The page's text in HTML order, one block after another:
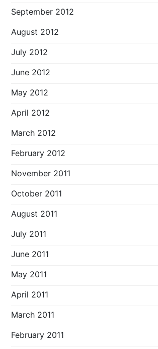
September 2012
August 2012
July 2012
June 2012
May 2012
April 2012
March 2012
February 2012
November 2011
October 2011
August 2011
July 2011
June 2011
May 2011
April 2011
March 2011
February 2011